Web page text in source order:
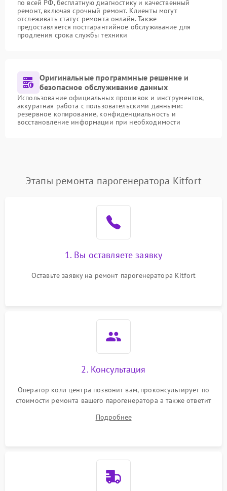
по всей РФ, бесплатную диагностику и качественный
ремонт, включая срочный ремонт. Клиенты могут
отслеживать статус ремонта онлайн. Также
предоставляется постгарантийное обслуживание для
продления срока службы техники
Оригинальные программные решение и
безопасное обслуживание данных
Использование официальных прошивок и инструментов,
аккуратная работа с пользовательскими данными:
резервное копирование, конфиденциальность и
восстановление информации при необходимости
Этапы ремонта парогенератора Kitfort
1. Вы оставляете заявку
Оставьте заявку на ремонт парогенератора Kitfort
2. Консультация
Оператор колл центра позвонит вам, проконсультирует по
стоимости ремонта вашего парогенератора а также ответит
Подробнее